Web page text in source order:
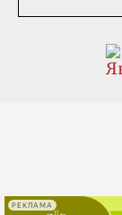
РЕКЛАМА